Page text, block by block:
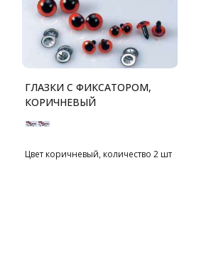
ГЛАЗКИ С ФИКСАТОРОМ,
КОРИЧНЕВЫЙ
Цвет коричневый, количество 2 шт